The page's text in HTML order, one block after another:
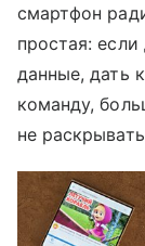
смартфон
простая:
данные, дать
команду,
не